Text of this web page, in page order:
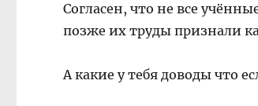
Согласен, что не все
позже их труды признали
А какие у тебя доводы что